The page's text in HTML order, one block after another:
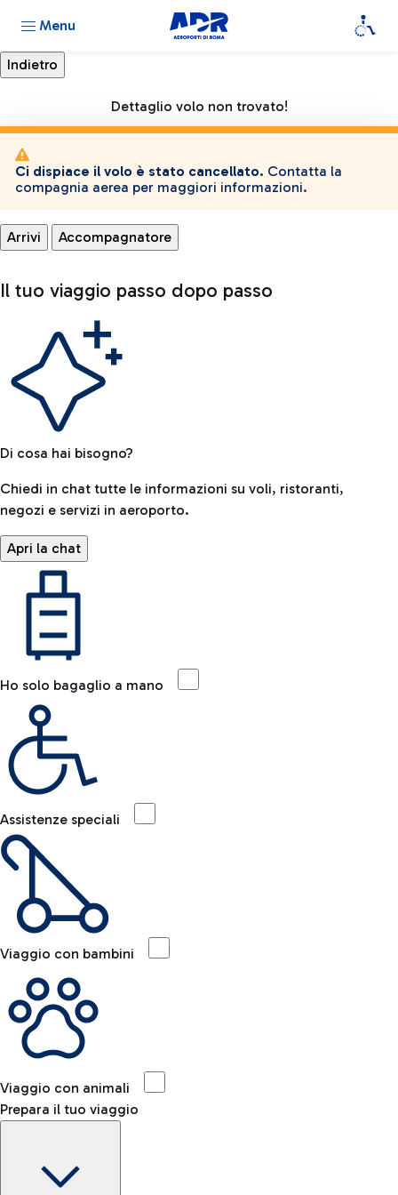
Menu
Dettaglio volo non trovato!
Ci dispiace il volo è stato cancellato. Contatta la
compagnia aerea per maggiori informazioni.
Arrivi Accompagnatore
Il tuo viaggio passo dopo passo
Di cosa hai bisogno?
Chiedi in chat tutte le informazioni su voli, ristoranti,
negozi e servizi in aeroporto.
Apri la chat
Ho solo bagaglio a mano
Assistenze speciali
Viaggio con bambini
Viaggio con animali
Prepara il tuo viaggio